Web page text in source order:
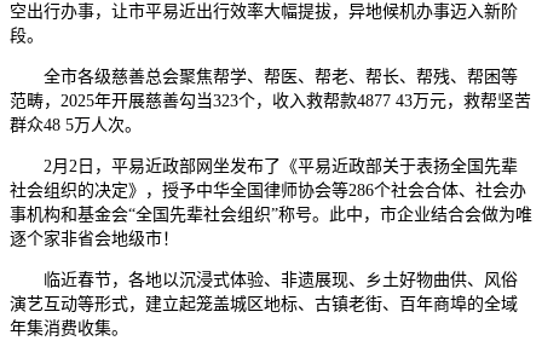
空出行办事，让市平易近出行效率大幅提拔，异地候机办事迈入新阶
段。
全市各级慈善总会聚焦帮学、帮医、帮老、帮长、帮残、帮困等
范畴，2025年开展慈善勾当323个，收入救帮款4877 43万元，救帮坚苦
群众48 5万人次。
2月2日，平易近政部网坐发布了《平易近政部关于表扬全国先辈
社会组织的决定》，授予中华全国律师协会等286个社会合体、社会办
事机构和基金会“全国先辈社会组织”称号。此中，市企业结合会做为唯
逐个家非省会地级市！
临近春节，各地以沉浸式体验、非遗展现、乡土好物曲供、风俗
演艺互动等形式，建立起笼盖城区地标、古镇老街、百年商埠的全域
年集消费收集。